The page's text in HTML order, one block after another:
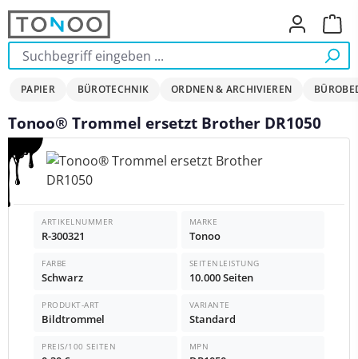
Zum Hauptinhalt springen
PAPIER BÜROTECHNIK ORDNEN & ARCHIVIEREN
Tonoo® Trommel ersetzt Brother DR1050
Bildergalerie überspringen
ARTIKELNUMMER
R-300321
MARKE
Tonoo
FARBE
Schwarz
SEITENLEISTUNG
10.000 Seiten
PRODUKT-ART
Bildtrommel
VARIANTE
Standard
PREIS/100 SEITEN MPN